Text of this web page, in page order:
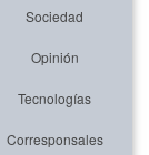
Sociedad
Opinión
Tecnologías
Corresponsales